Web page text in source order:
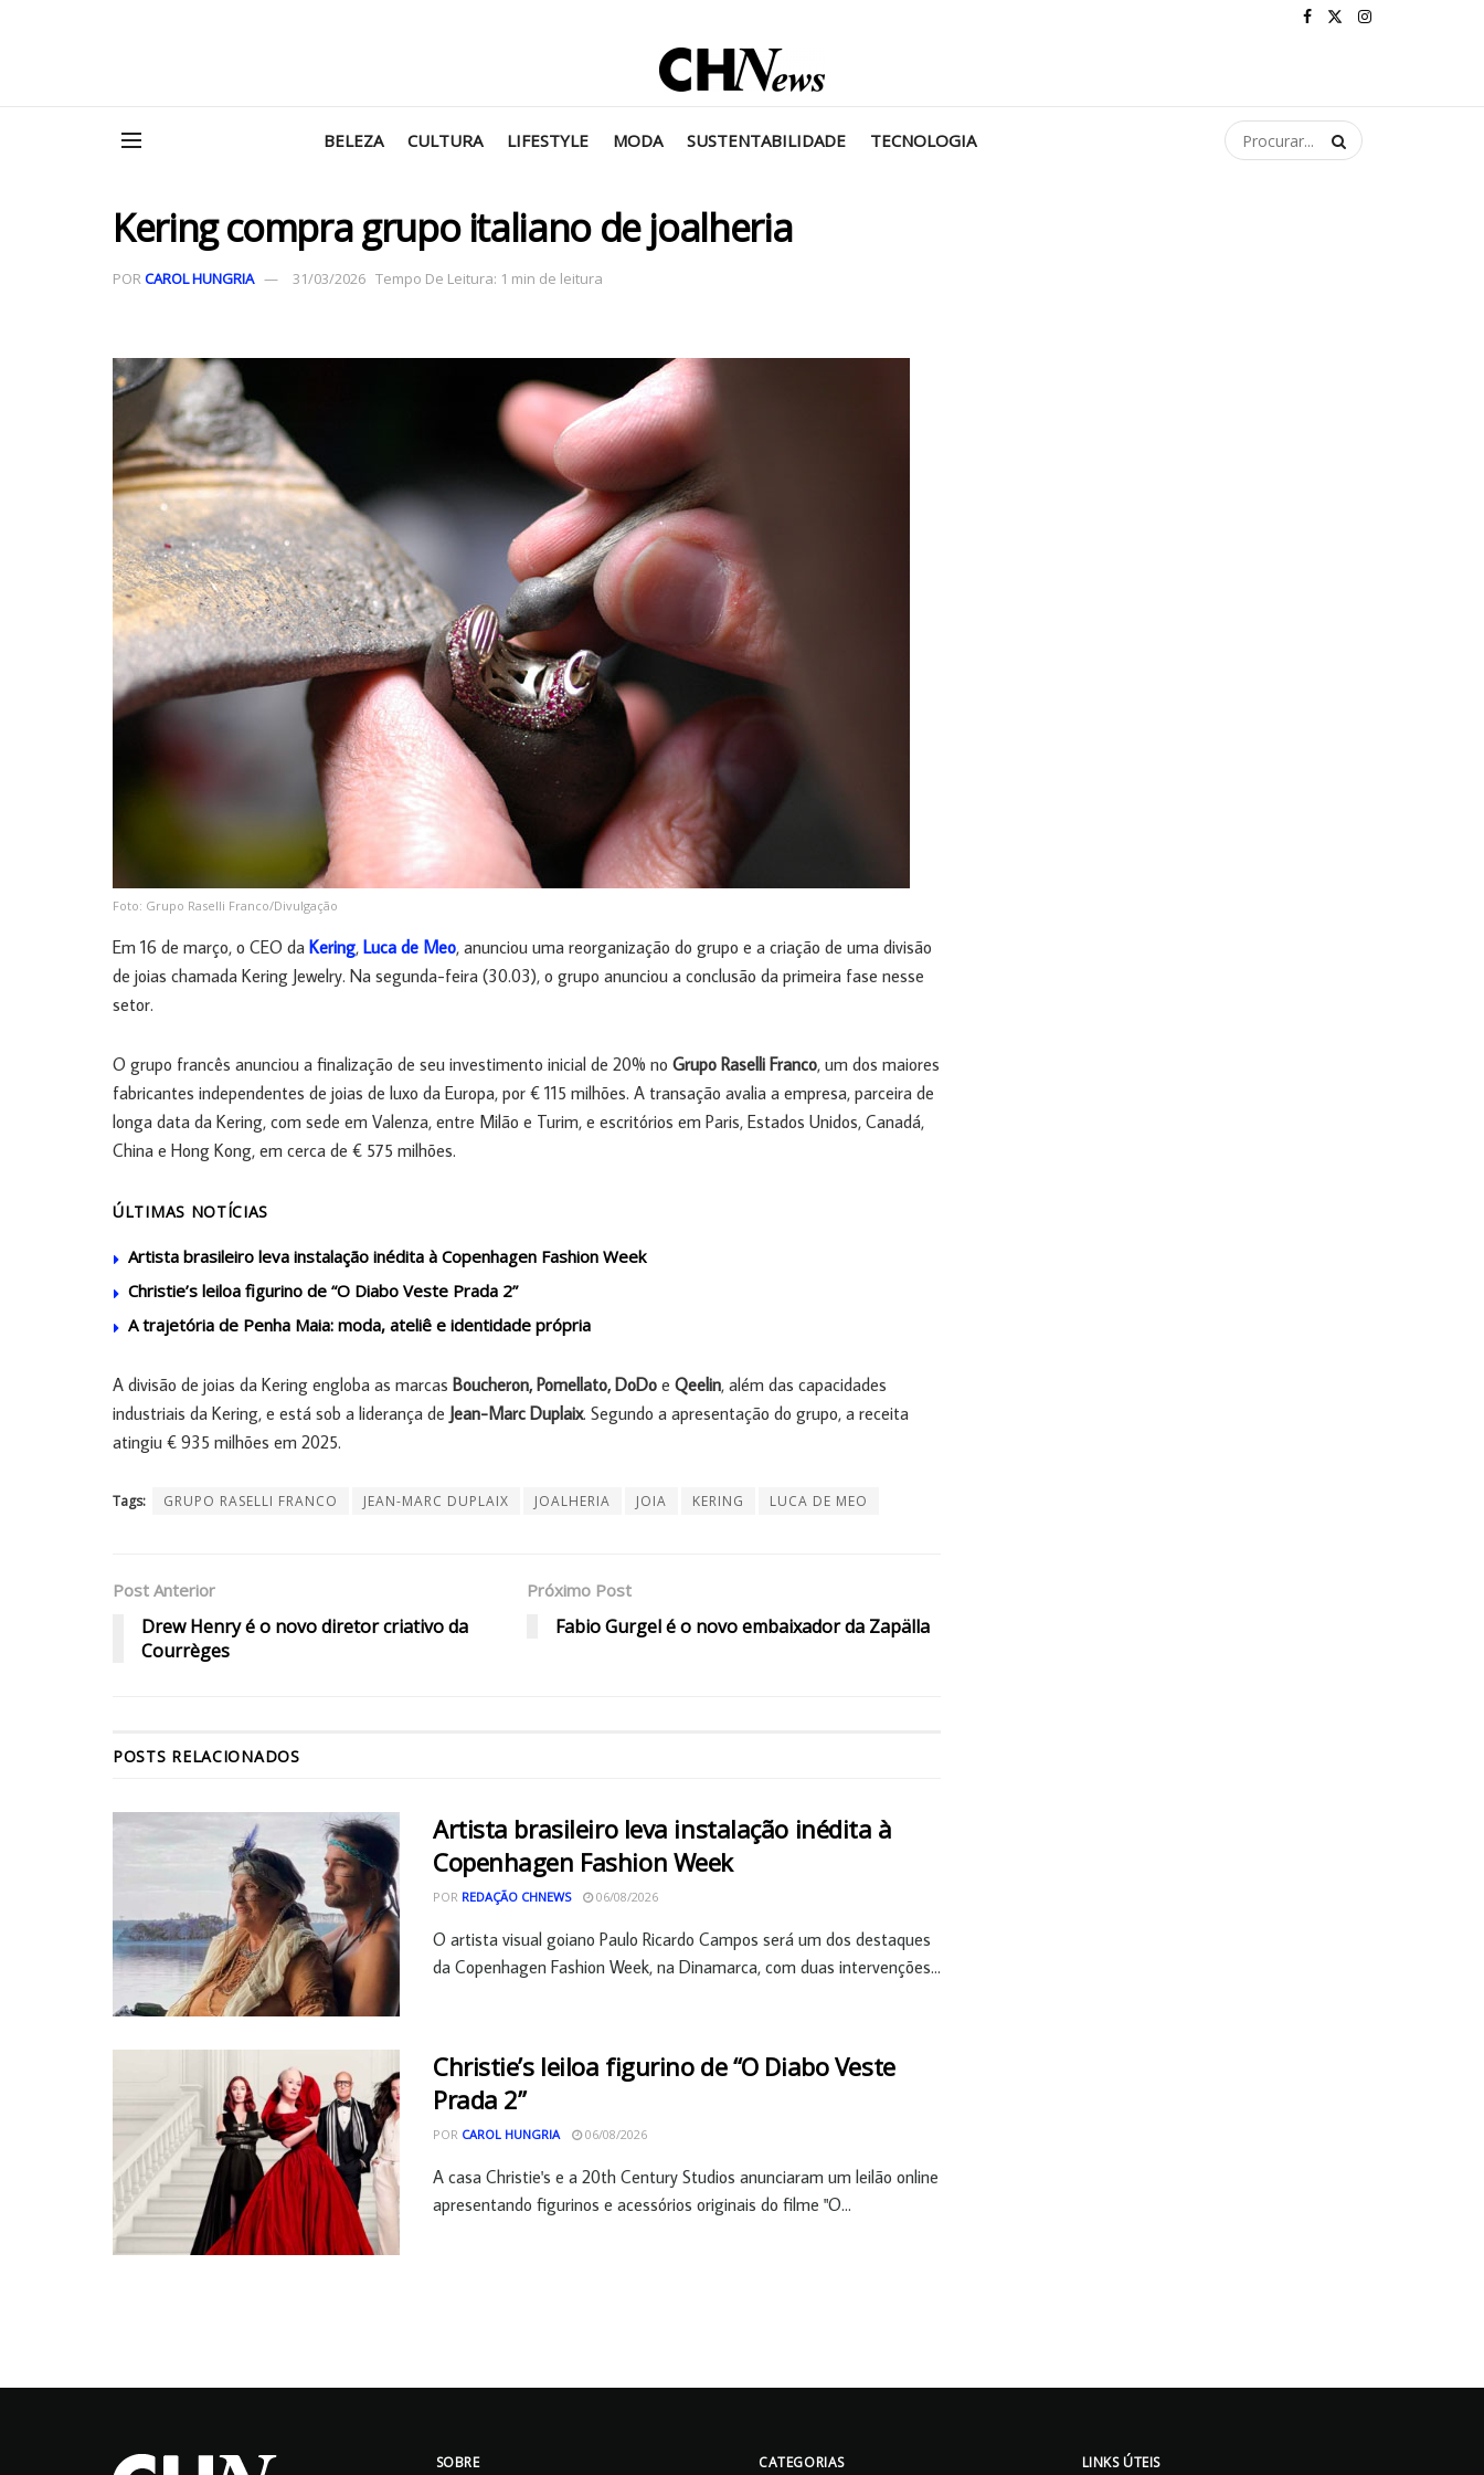
BELEZA CULTURA LIFESTYLE MODA SUSTENTABILIDADE TECNOLOGIA
Kering compra grupo italiano de joalheria
POR CAROL HUNGRIA 31/03/2026 Tempo De Leitura: 1 min de leitura
Foto: Grupo Raselli Franco/Divulgação
Em 16 de março, o CEO da Kering, Luca de Meo, anunciou uma reorganização do grupo e a criação de uma divisão
de joias chamada Kering Jewelry. Na segunda-feira (30.03), o grupo anunciou a conclusão da primeira fase nesse
setor.
O grupo francês anunciou a finalização de seu investimento inicial de 20% no Grupo Raselli Franco, um dos maiores
fabricantes independentes de joias de luxo da Europa, por € 115 milhões. A transação avalia a empresa, parceira de
longa data da Kering, com sede em Valenza, entre Milão e Turim, e escritórios em Paris, Estados Unidos, Canadá,
China e Hong Kong, em cerca de € 575 milhões.
ÚLTIMAS NOTÍCIAS
Artista brasileiro leva instalação inédita à Copenhagen Fashion Week
Christie’s leiloa figurino de “O Diabo Veste Prada 2”
A trajetória de Penha Maia: moda, ateliê e identidade própria
A divisão de joias da Kering engloba as marcas Boucheron, Pomellato, DoDo e Qeelin, além das capacidades
industriais da Kering, e está sob a liderança de Jean-Marc Duplaix. Segundo a apresentação do grupo, a receita
atingiu € 935 milhões em 2025.
Tags: GRUPO RASELLI FRANCO JEAN-MARC DUPLAIX JOALHERIA JOIA KERING LUCA DE MEO
Post Anterior
Drew Henry é o novo diretor criativo da
Courrèges
Próximo Post
Fabio Gurgel é o novo embaixador da Zapälla
POSTS RELACIONADOS
Artista brasileiro leva instalação inédita à
Copenhagen Fashion Week
POR REDAÇÃO CHNEWS 06/08/2026
O artista visual goiano Paulo Ricardo Campos será um dos destaques
da Copenhagen Fashion Week, na Dinamarca, com duas intervenções...
Christie’s leiloa figurino de “O Diabo Veste
Prada 2”
POR CAROL HUNGRIA 06/08/2026
A casa Christie's e a 20th Century Studios anunciaram um leilão online
apresentando figurinos e acessórios originais do filme "O...
SOBRE CATEGORIAS LINKS ÚTEIS